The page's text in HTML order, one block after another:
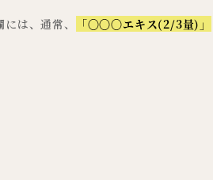
は、通常、 「〇〇〇エキス(2/3量)」